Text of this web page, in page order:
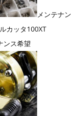
メンテナン
カッタ100XT
ンス希望